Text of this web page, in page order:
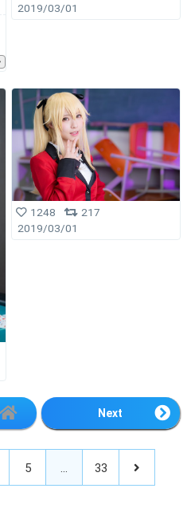
2019/03/01
1248
217
2019/03/01
Next
5 … 33